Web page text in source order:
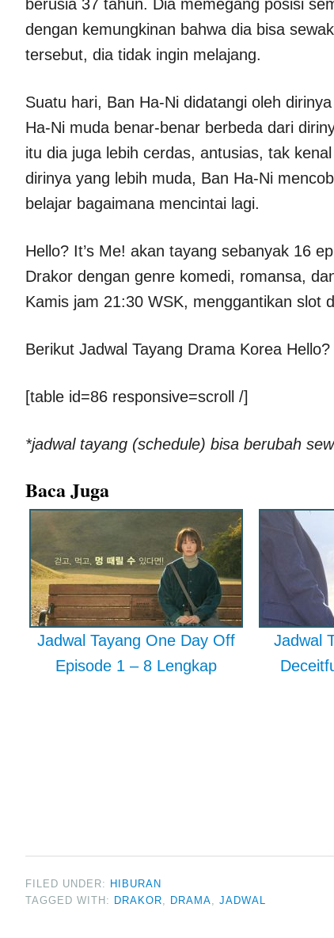
berusia 37 tahun. Dia memegang posisi
dengan kemungkinan bahwa dia bisa
tersebut, dia tidak ingin melajang.
Suatu hari, Ban Ha-Ni didatangi oleh
Ha-Ni muda benar-benar berbeda dari
itu dia juga lebih cerdas, antusias, tak
dirinya yang lebih muda, Ban Ha-Ni
belajar bagaimana mencintai lagi.
Hello? It’s Me! akan tayang sebanyak 16
Drakor dengan genre komedi, romansa,
Kamis jam 21:30 WSK, menggantikan slot
Berikut Jadwal Tayang Drama Korea
[table id=86 responsive=scroll /]
*jadwal tayang (schedule) bisa berubah
Baca Juga
Jadwal Tayang One Day Off
Episode 1 – 8 Lengkap
Jadwal
FILED UNDER: HIBURAN
TAGGED WITH: DRAKOR, DRAMA, JADWAL